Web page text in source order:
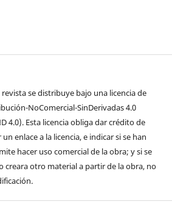
se distribuye bajo una licencia de
NoComercial-SinDerivadas 4.0
4.0). Esta licencia obliga dar crédito de
enlace a la licencia, e indicar si se han
hacer uso comercial de la obra; y si se
creara otro material a partir de la obra, no